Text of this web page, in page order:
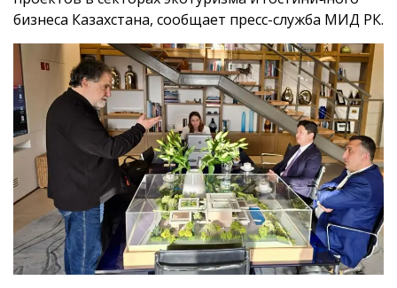
бизнеса Казахстана, сообщает пресс-служба МИД РК.